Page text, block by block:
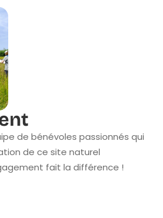
de bénévoles passionnés qui
de ce site naturel
fait la différence !